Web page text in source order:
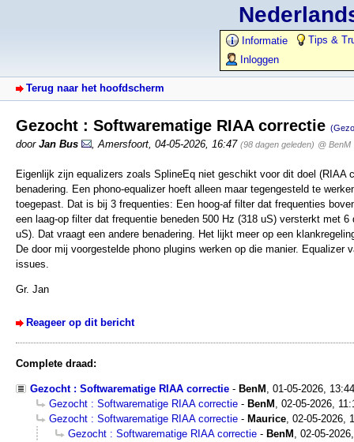
Informatie
Tips &
Inloggen
Terug naar het hoofdscherm
Gezocht : Softwarematige RIAA correctie
door Jan Bus Amersfoort 04-05-2026, 16:47 (98 dagen geleden) @ BenM
Eigenlijk zijn equalizers zoals SplineEq niet geschikt voor dit doel (RIAA
benadering. Een phono-equalizer hoeft alleen maar tegengesteld te
toegepast. Dat is bij 3 frequenties: Een hoog-af filter dat frequenties
een laag-op filter dat frequentie beneden 500 Hz (318 uS) versterkt met
uS). Dat vraagt een andere benadering. Het lijkt meer op een
De door mij voorgestelde phono plugins werken op die manier.
issues.
Gr. Jan
Reageer op dit bericht
Complete draad:
Gezocht : Softwarematige RIAA correctie - BenM , 01-05-2026,
Gezocht : Softwarematige RIAA correctie - BenM , 02-05-2026,
Gezocht : Softwarematige RIAA correctie - Maurice, 02-05-2026,
Gezocht : Softwarematige RIAA correctie - BenM , 02-05-